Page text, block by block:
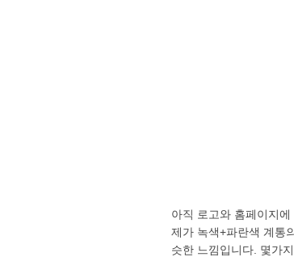
아직 로고와 홈페이지
제가 녹색+파란색 계통
슷한 느낌입니다. 몇가